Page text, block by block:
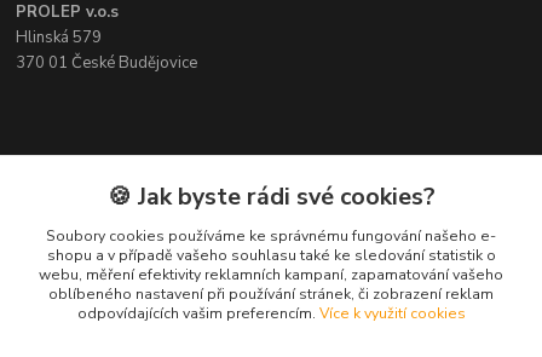
PROLEP v.o.s
Hlinská 579
370 01 České Budějovice
Kontakt
Pavel Šedivý
+420 602 148 895
Pracovní doba PO - PÁ: 8,00-16,30
🍪 Jak byste rádi své cookies?
Soubory cookies používáme ke správnému fungování našeho e-
shopu a v případě vašeho souhlasu také ke sledování statistik o
webu, měření efektivity reklamních kampaní, zapamatování vašeho
oblíbeného nastavení při používání stránek, či zobrazení reklam
odpovídajících vašim preferencím. Více k využití cookies